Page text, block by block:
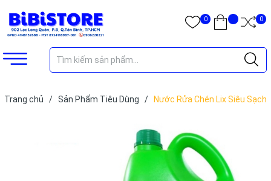
0 0
Trang chủ / Sản Phẩm Tiêu Dùng /
Nước Rửa Chén Lix Siêu Sạch